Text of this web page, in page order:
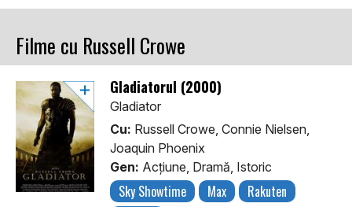
Filme cu Russell Crowe
Gladiatorul (2000)
Gladiator
Cu: Russell Crowe, Connie Nielsen,
Joaquin Phoenix
Gen: Acţiune, Dramă, Istoric
Sky Showtime Max
Rakuten